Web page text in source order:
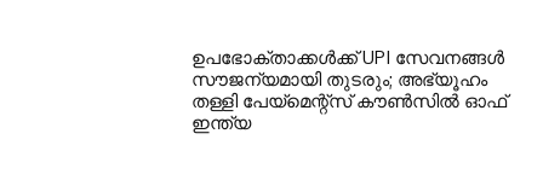
ഉപഭോക്താക്കള്‍ക്ക് UPI സേവനങ്ങള്‍
സൗജന്യമായി തുടരും; അഭ്യൂഹം
തള്ളി പേയ്മെന്റ്‌സ് കൗണ്‍സില്‍ ഓഫ്
ഇന്ത്യ